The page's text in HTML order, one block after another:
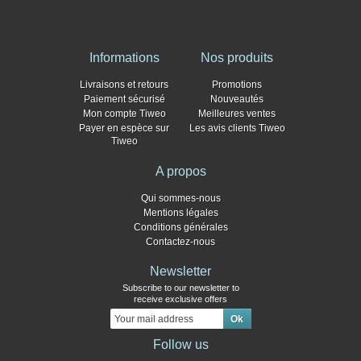
Informations
Livraisons et retours
Paiement sécurisé
Mon compte Tiweo
Payer en espèce sur
Tiweo
Nos produits
Promotions
Nouveautés
Meilleures ventes
Les avis clients Tiweo
A propos
Qui sommes-nous
Mentions légales
Conditions générales
Contactez-nous
Newsletter
Subscribe to our newsletter to
receive exclusive offers
Follow us